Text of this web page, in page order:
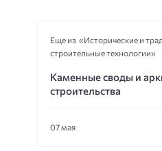
Еще из «Исторические и
строительные технологии»
Каменные своды и
строительства
07 мая